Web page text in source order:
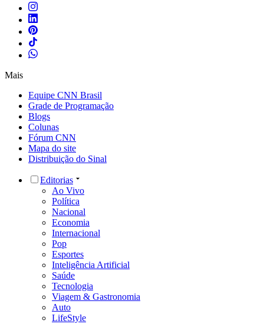
Mais
Equipe CNN Brasil
Grade de Programação
Blogs
Colunas
Fórum CNN
Mapa do site
Distribuição do Sinal
Editorias
Ao Vivo
Política
Nacional
Economia
Internacional
Pop
Esportes
Inteligência Artificial
Saúde
Tecnologia
Viagem & Gastronomia
Auto
LifeStyle